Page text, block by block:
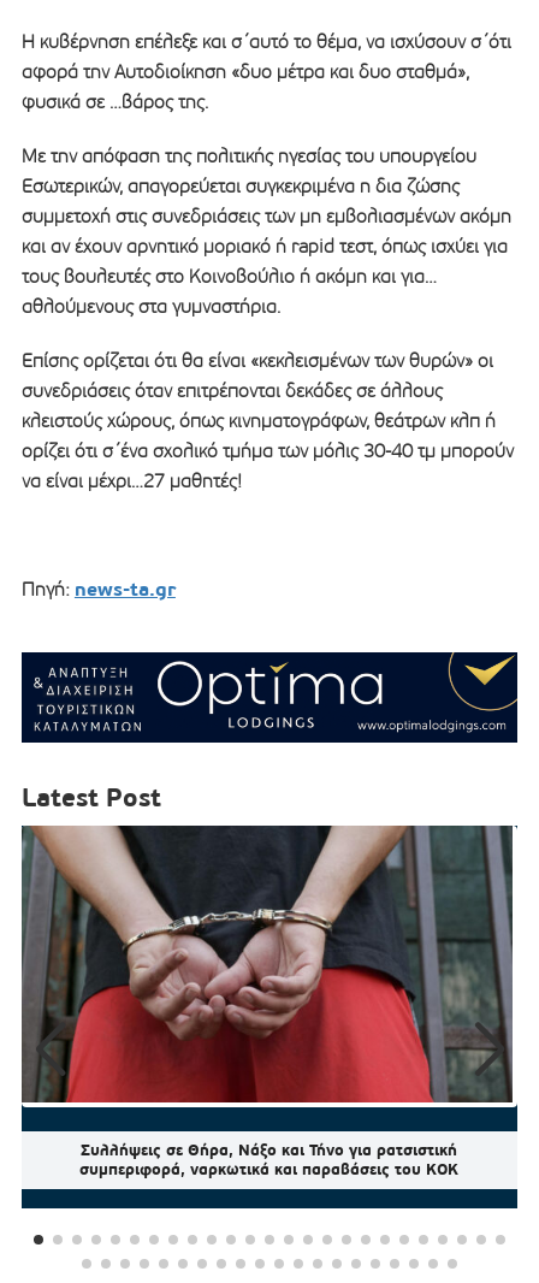
Η κυβέρνηση επέλεξε και σ΄αυτό το θέμα, να ισχύσουν σ΄ότι
αφορά την Αυτοδιοίκηση «δυο μέτρα και δυο σταθμά»,
φυσικά σε …βάρος της.
Με την απόφαση της πολιτικής ηγεσίας του υπουργείου
Εσωτερικών, απαγορεύεται συγκεκριμένα η δια ζώσης
συμμετοχή στις συνεδριάσεις των μη εμβολιασμένων ακόμη
και αν έχουν αρνητικό μοριακό ή rapid τεστ, όπως ισχύει για
τους βουλευτές στο Κοινοβούλιο ή ακόμη και για…
αθλούμενους στα γυμναστήρια.
Επίσης ορίζεται ότι θα είναι «κεκλεισμένων των θυρών» οι
συνεδριάσεις όταν επιτρέπονται δεκάδες σε άλλους
κλειστούς χώρους, όπως κινηματογράφων, θεάτρων κλπ ή
ορίζει ότι σ΄ένα σχολικό τμήμα των μόλις 30-40 τμ μπορούν
να είναι μέχρι…27 μαθητές!
Πηγή: news-ta.gr
Latest Post
Συλλήψεις σε Θήρα, Νάξο και Τήνο για ρατσιστική
συμπεριφορά, ναρκωτικά και παραβάσεις του ΚΟΚ